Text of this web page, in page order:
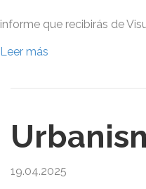
informe que recibirás de
Leer más
19.04.2025